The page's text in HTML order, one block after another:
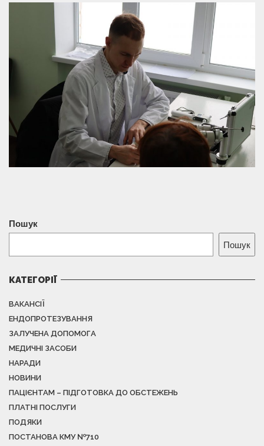
Пошук
Пошук
КАТЕГОРІЇ
ВАКАНСІЇ
ЕНДОПРОТЕЗУВАННЯ
ЗАЛУЧЕНА ДОПОМОГА
МЕДИЧНІ ЗАСОБИ
НАРАДИ
НОВИНИ
ПАЦІЄНТАМ – ПІДГОТОВКА ДО ОБСТЕЖЕНЬ
ПЛАТНІ ПОСЛУГИ
ПОДЯКИ
ПОСТАНОВА КМУ №710